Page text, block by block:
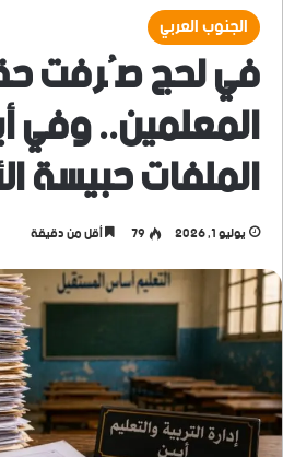
الجنوب العربي
في لحج صُرفت
المعلمين.. وفي
الملفات حبيسة
يوليو 1, 2026 79 أقل من دقيقة